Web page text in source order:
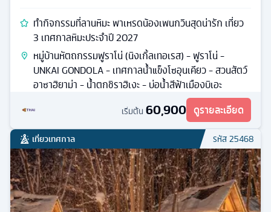
ทำกิจกรรมที่ลานหิมะ พาเหรดน้องเพนกวินสุดน่ารัก เที่ยว
3 เทศกาลหิมะประจำปี 2027
หมู่บ้านหัตถกรรมฟูราโน่ (นิงเกิ้ลเทอเรส) - ฟูราโน่ -
UNKAI GONDOLA - เทศกาลน้ำแข็งโซอุนเคียว - สวนสัตว์
อาซาฮิยาม่า - น้ำตกชิราฮิเงะ - บ่อน้ำสีฟ้าเมืองบิเอะ
เริ่มต้น 60,900 ดูรายละเอียด
เที่ยวเทศกาล รหัส25468